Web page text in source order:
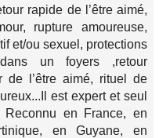
rapide de l’être aimé,
rupture amoureuse,
et/ou sexuel, protections
dans un foyers ,retour
de l’être aimé, rituel de
est expert et seul
en France, en
en Guyane, en